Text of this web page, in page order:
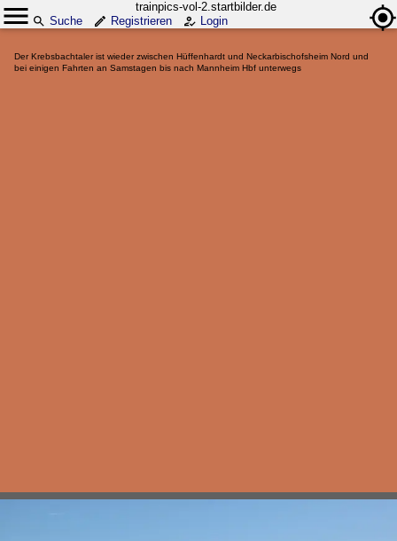
trainpics-vol-2.startbilder.de
Suche
Registrieren Login
Der Krebsbachtaler ist wieder zwischen Hüffenhardt und Neckarbischofsheim Nord und
bei einigen Fahrten an Samstagen bis nach Mannheim Hbf unterwegs